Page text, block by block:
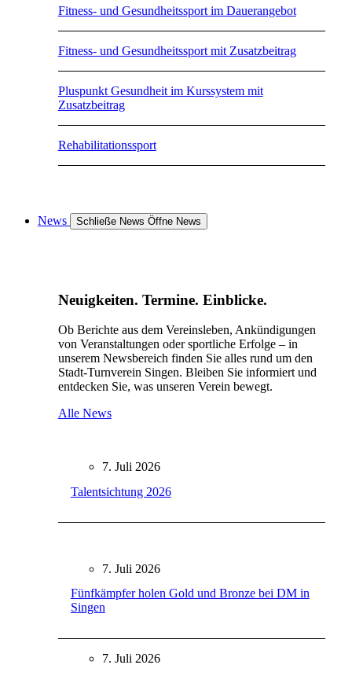
Fitness- und Gesundheitssport im Dauerangebot
Fitness- und Gesundheitssport mit Zusatzbeitrag
Pluspunkt Gesundheit im Kurssystem mit
Zusatzbeitrag
Rehabilitationssport
News Schließe News Öffne News
Neuigkeiten. Termine. Einblicke.
Ob Berichte aus dem Vereinsleben, Ankündigungen
von Veranstaltungen oder sportliche Erfolge – in
unserem Newsbereich finden Sie alles rund um den
Stadt-Turnverein Singen. Bleiben Sie informiert und
entdecken Sie, was unseren Verein bewegt.
Alle News
7. Juli 2026
Talentsichtung 2026
7. Juli 2026
Fünfkämpfer holen Gold und Bronze bei DM in
Singen
7. Juli 2026